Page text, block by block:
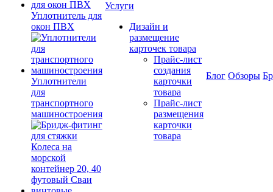
Уплотнитель для
окон ПВХ
Уплотнители
для
транспортного
машиностроения
Услуги
Дизайн и
размещение
карточек товара
Прайс-лист
создания
карточки
товара
Прайс-лист
размещения
карточки
товара
Блог Обзоры